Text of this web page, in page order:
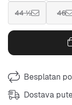
44 ½ 46
Besplatan
Dostava